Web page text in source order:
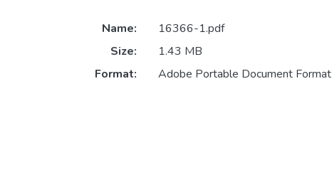
Name:
16366-1.pdf
Size:
1.43 MB
Format:
Adobe Portable Document Format